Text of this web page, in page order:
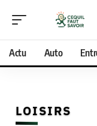
Actu Auto
LOISIRS